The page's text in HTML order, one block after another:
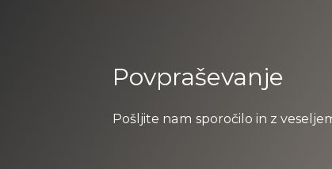
Povpraševanje
Pošljite nam sporočilo in z